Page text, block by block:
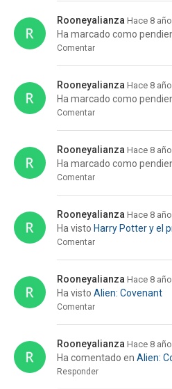
Rooneyalianza Hace 8
Ha marcado como
Comentar
Rooneyalianza Hace 8
Ha marcado como
Comentar
Rooneyalianza Hace 8
Ha marcado como
Comentar
Rooneyalianza Hace 8
Ha visto Harry Potter y el
Comentar
Rooneyalianza Hace 8
Ha visto Alien: Covenant
Comentar
Rooneyalianza Hace 8
Ha comentado en Alien:
Responder